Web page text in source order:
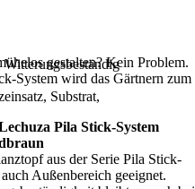
Substrat,
gestalten? Kein Problem.
System wird das Gärtnern zum
Pila Stick-System
aus der Serie Pila Stick-
Außenbereich geeignet.